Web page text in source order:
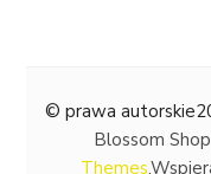
© prawa
Blossom
Themes